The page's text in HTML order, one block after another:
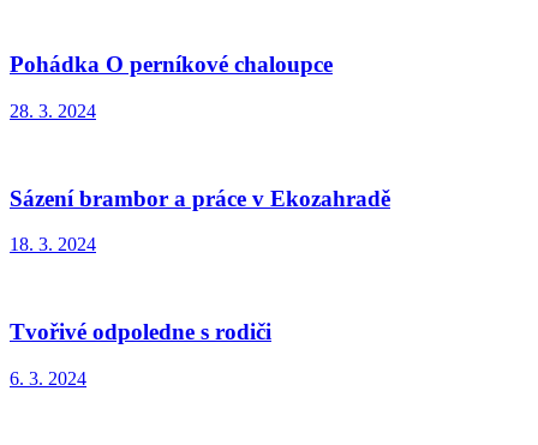
Pohádka O perníkové chaloupce
28. 3. 2024
Sázení brambor a práce v Ekozahradě
18. 3. 2024
Tvořivé odpoledne s rodiči
6. 3. 2024